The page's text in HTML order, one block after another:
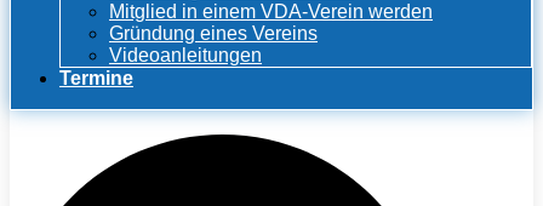
Mitglied in einem VDA-Verein werden
Gründung eines Vereins
Videoanleitungen
Termine